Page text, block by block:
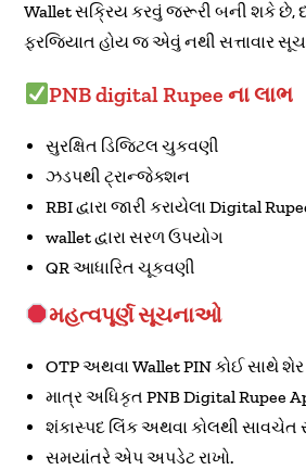
Wallet સક્રિય કરવું જરૂરી બની શકે છે,
ફરજિયાત હોય જ એવું નથી સત્તાવાર
PNB digital Rupee ના લાભ
સુરક્ષિત ડિજિટલ ચુકવણી
ઝડપથી ટ્રાન્જેક્શન
RBI દ્વારા જારી કરાયેલા Digital
wallet દ્વારા સરળ ઉપયોગ
QR આધારિત ચૂકવણી
મહત્વપૂર્ણ સૂચનાઓ
OTP અથવા Wallet PIN કોઈ સાથે શેર
માત્ર અધિકૃત PNB Digital Rupee
શંકાસ્પદ લિંક અથવા કોલથી સાવચેત
સમયાંતરે એપ અપડેટ રાખો.